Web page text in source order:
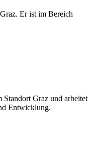
Er ist im Bereich
Standort Graz und arbeitet
Entwicklung.